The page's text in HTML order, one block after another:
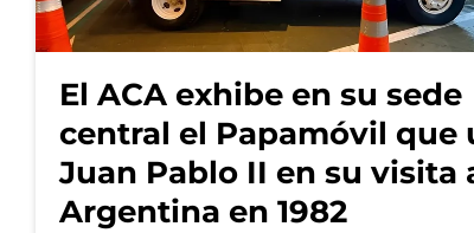
El ACA exhibe en su sede
central el Papamóvil que
Juan Pablo II en su visita
Argentina en 1982